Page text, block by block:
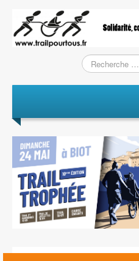
L’Association
L’équipe
Training / Courses
Entraînements